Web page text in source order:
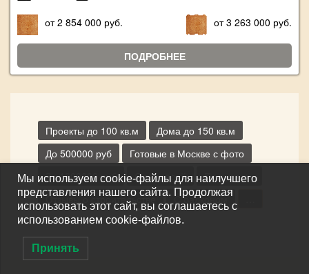
от 2 854 000 руб. от 3 263 000 руб.
ПОДРОБНЕЕ
Проекты до 100 кв.м
Дома до 150 кв.м
До 500000 руб
Готовые в Москве с фото
За 1000000 руб
С террасой
Под усадку
Отзывы о строительстве
С балконом
Мы используем cookie-файлы для наилучшего
представления нашего сайта. Продолжая
использовать этот сайт, вы соглашаетесь с
использованием cookie-файлов.
Принять